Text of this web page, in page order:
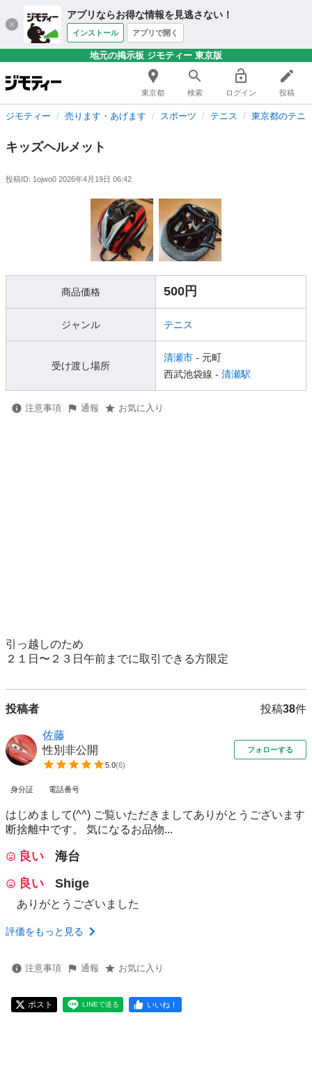
アプリならお得な情報を見逃さない！
インストール アプリで開く
地元の掲示板 ジモティー 東京版
東京都 検索 ログイン 投稿
ジモティー 売ります・あげます スポーツ テニス 東京都のテニ
キッズヘルメット
投稿ID: 1ojwo0 2026年4月19日 06:42
商品価格 500円
ジャンル テニス
受け渡し場所
清瀬市 - 元町
西武池袋線 - 清瀬駅
注意事項 通報 お気に入り
引っ越しのため
２１日〜２３日午前までに取引できる方限定
投稿者 投稿38件
佐藤
性別非公開
5.0(6)
フォローする
身分証 電話番号
はじめまして(^^) ご覧いただきましてありがとうございます
断捨離中です。 気になるお品物...
良い
海台
良い
Shige
ありがとうございました
評価をもっと見る
注意事項 通報 お気に入り
ポスト LINEで送る いいね！